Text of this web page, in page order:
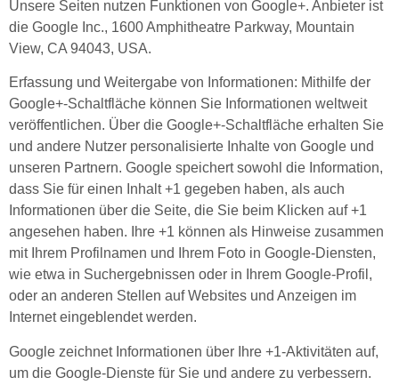
Unsere Seiten nutzen Funktionen von Google+. Anbieter ist
die Google Inc., 1600 Amphitheatre Parkway, Mountain
View, CA 94043, USA.
Erfassung und Weitergabe von Informationen: Mithilfe der
Google+-Schaltfläche können Sie Informationen weltweit
veröffentlichen. Über die Google+-Schaltfläche erhalten Sie
und andere Nutzer personalisierte Inhalte von Google und
unseren Partnern. Google speichert sowohl die Information,
dass Sie für einen Inhalt +1 gegeben haben, als auch
Informationen über die Seite, die Sie beim Klicken auf +1
angesehen haben. Ihre +1 können als Hinweise zusammen
mit Ihrem Profilnamen und Ihrem Foto in Google-Diensten,
wie etwa in Suchergebnissen oder in Ihrem Google-Profil,
oder an anderen Stellen auf Websites und Anzeigen im
Internet eingeblendet werden.
Google zeichnet Informationen über Ihre +1-Aktivitäten auf,
um die Google-Dienste für Sie und andere zu verbessern.